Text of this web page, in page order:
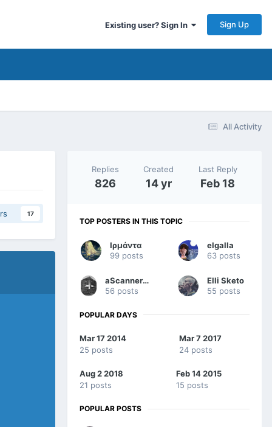
Existing user? Sign In Sign Up
All Activity
17
Replies
826
Created
14 yr
Last Reply
Feb 18
TOP POSTERS IN THIS TOPIC
Ιρμάντα
99 posts
elgalla
63 posts
aScannerDarkly
56 posts
Elli Sketo
55 posts
POPULAR DAYS
Mar 17 2014
25 posts
Mar 7 2017
24 posts
Aug 2 2018
21 posts
Feb 14 2015
15 posts
POPULAR POSTS